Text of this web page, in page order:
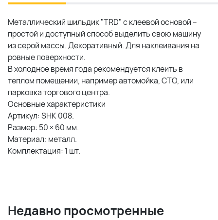
Металлический шильдик "TRD" с клеевой основой –
простой и доступный способ выделить свою машину
из серой массы. Декоративный. Для наклеивания на
ровные поверхности.
В холодное время года рекомендуется клеить в
теплом помещении, например автомойка, СТО, или
парковка торгового центра.
Основные характеристики
Артикул: SHK 008.
Размер: 50 × 60 мм.
Материал: металл.
Комплектация: 1 шт.
Недавно просмотренные